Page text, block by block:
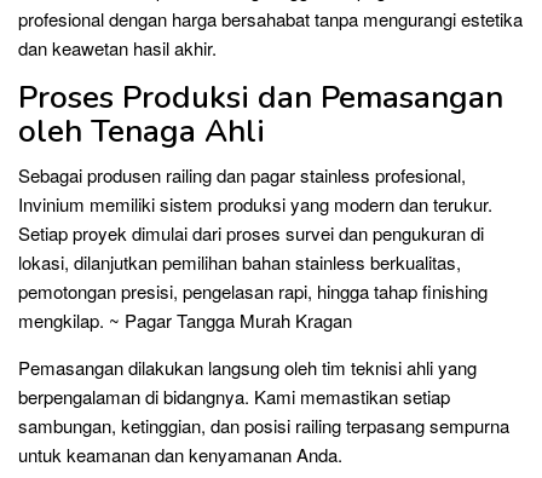
profesional dengan harga bersahabat tanpa mengurangi estetika
dan keawetan hasil akhir.
Proses Produksi dan Pemasangan
oleh Tenaga Ahli
Sebagai produsen railing dan pagar stainless profesional,
Invinium memiliki sistem produksi yang modern dan terukur.
Setiap proyek dimulai dari proses survei dan pengukuran di
lokasi, dilanjutkan pemilihan bahan stainless berkualitas,
pemotongan presisi, pengelasan rapi, hingga tahap finishing
mengkilap. ~ Pagar Tangga Murah Kragan
Pemasangan dilakukan langsung oleh tim teknisi ahli yang
berpengalaman di bidangnya. Kami memastikan setiap
sambungan, ketinggian, dan posisi railing terpasang sempurna
untuk keamanan dan kenyamanan Anda.